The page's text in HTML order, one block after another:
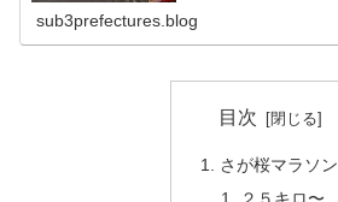
sub3prefectures.blog
目次
さが桜マラソン